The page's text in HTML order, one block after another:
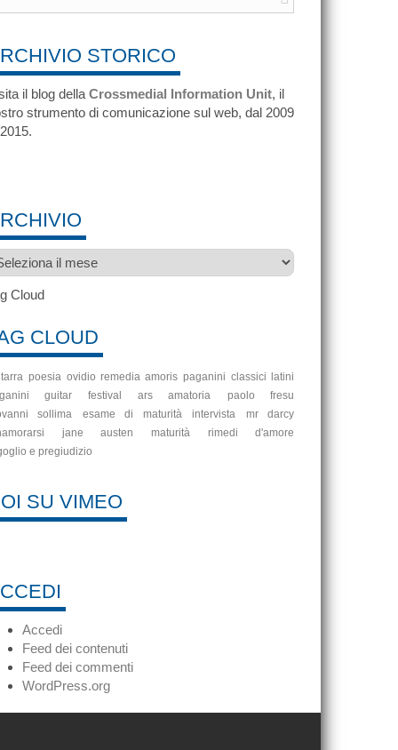
STORICO
il blog della Crossmedial Information Unit, il
strumento di comunicazione sul web, dal 2009
Cloud
CLOUD
poesia ovidio remedia amoris paganini classici latini
guitar festival
ars amatoria
paolo fresu
sollima
esame di maturità intervista
mr darcy
jane austen maturità
rimedi d'amore
e pregiudizio
SU VIMEO
Accedi
Feed dei contenuti
Feed dei commenti
WordPress.org